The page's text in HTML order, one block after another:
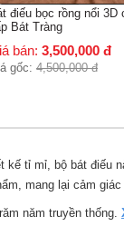
điếu bọc rồng nổi 3D
Bát Tràng
bán: 3,500,000 đ
gốc: 4,500,000 đ
tỉ mỉ, bộ bát điếu
mang lại cảm
năm truyền thống.